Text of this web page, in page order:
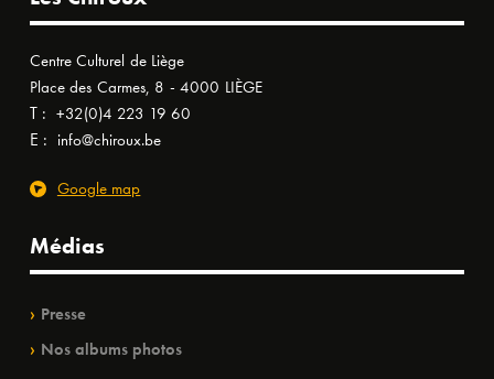
Centre Culturel de Liège
Place des Carmes, 8 - 4000 LIÈGE
T : +32(0)4 223 19 60
E : info@chiroux.be
Google map
Médias
Presse
Nos albums photos